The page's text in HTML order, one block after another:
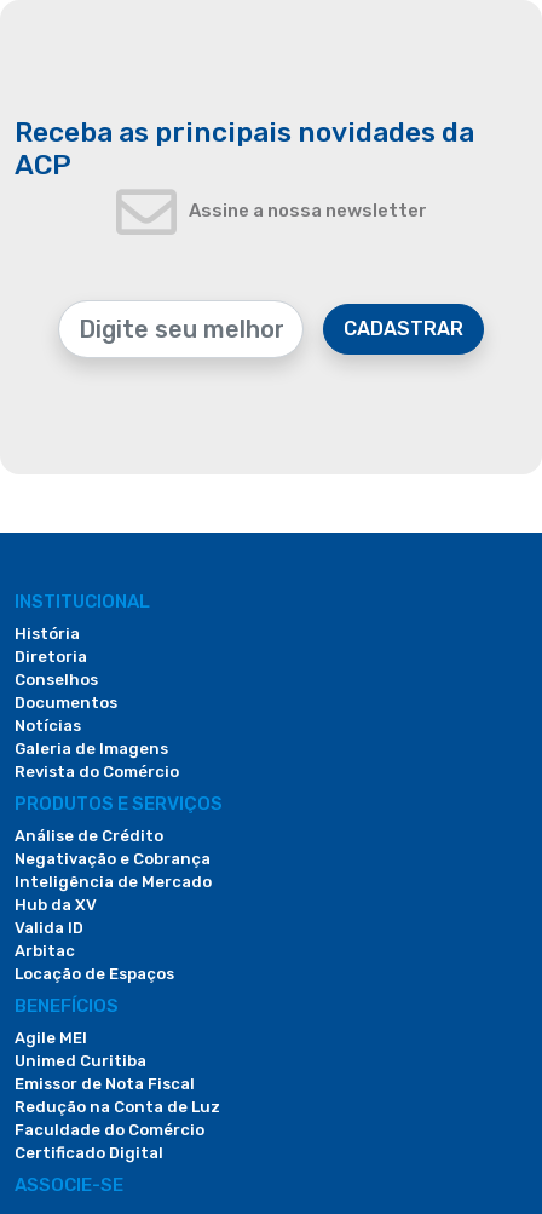
Receba as principais novidades da
ACP
Assine a nossa newsletter
CADASTRAR
INSTITUCIONAL
História
Diretoria
Conselhos
Documentos
Notícias
Galeria de Imagens
Revista do Comércio
PRODUTOS E SERVIÇOS
Análise de Crédito
Negativação e Cobrança
Inteligência de Mercado
Hub da XV
Valida ID
Arbitac
Locação de Espaços
BENEFÍCIOS
Agile MEI
Unimed Curitiba
Emissor de Nota Fiscal
Redução na Conta de Luz
Faculdade do Comércio
Certificado Digital
ASSOCIE-SE